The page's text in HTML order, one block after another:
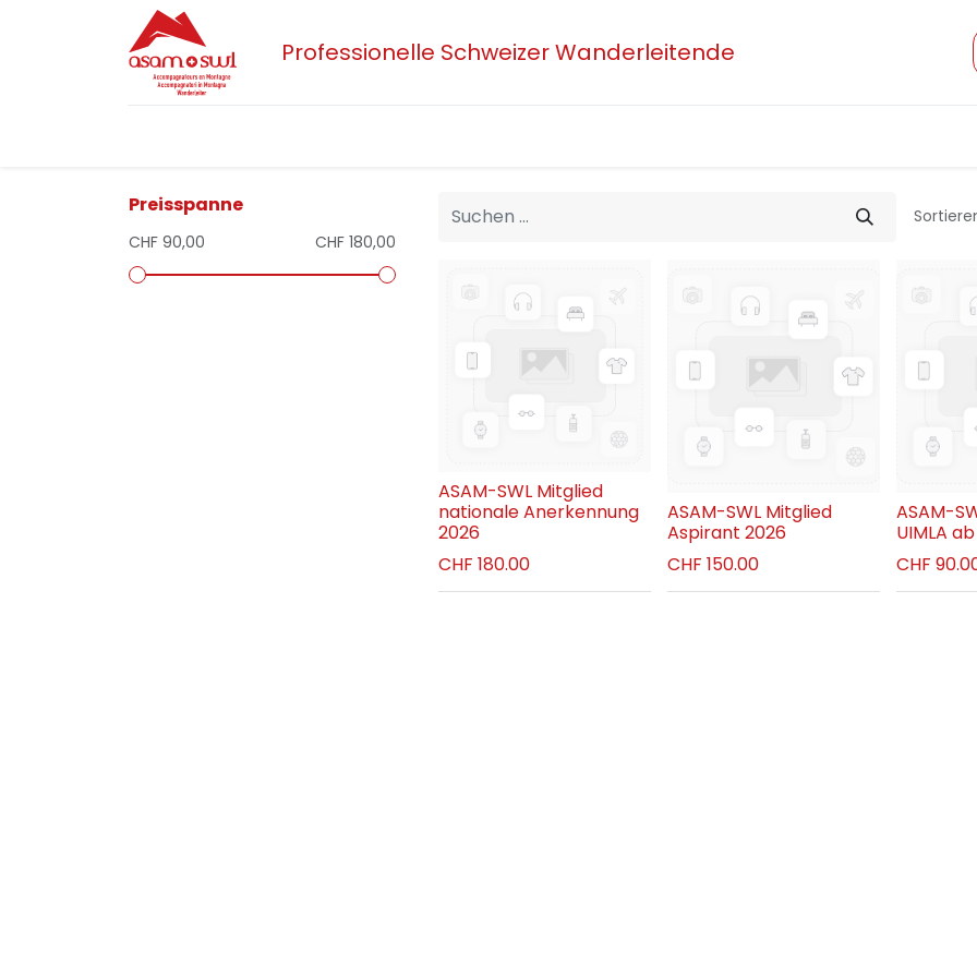
Professionelle Schweizer Wanderleitende
Preisspanne
CHF 90,00 CHF 180,00
ASAM-SWL Mitglied
nationale Anerkennung
2026
CHF 180.00
ASAM-SWL Mitglied
Aspirant 2026
CHF 150.00
ASAM-
UIMLA
CHF